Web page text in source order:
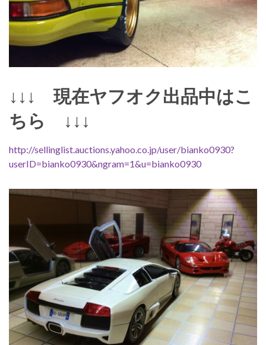
↓↓↓ 現在ヤフオク出品中はこ
ちら ↓↓↓
http://sellinglist.auctions.yahoo.co.jp/user/bianko0930?
userID=bianko0930&ngram=1&u=bianko0930